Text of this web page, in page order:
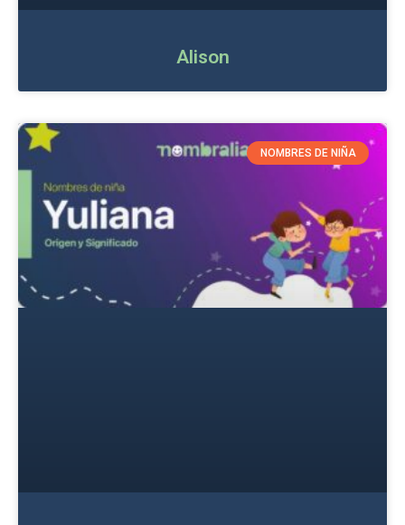
Alison
NOMBRES DE NIÑA